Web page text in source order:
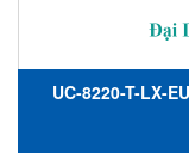
UC-8220-T-LX-
cổng IIoT lõi kép